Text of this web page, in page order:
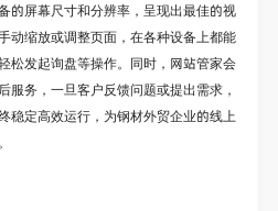
的屏幕尺寸和分辨率，呈现出最佳的视
动缩放或调整页面，在各种设备上都能
松发起询盘等操作。同时，网站管家会
服务，一旦客户反馈问题或提出需求，
稳定高效运行，为钢材外贸企业的线上